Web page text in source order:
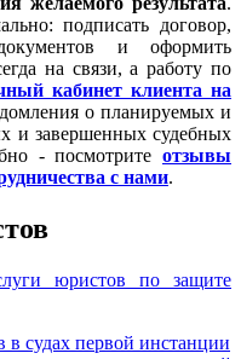
подписать договор,
и оформить
на связи, а работу по
кабинет клиента на
о планируемых и
и завершенных судебных
- посмотрите отзывы
с нами.
юристов по защите
в судах первой инстанции